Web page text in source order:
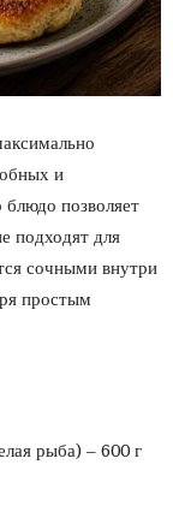
и
позволяет
подходят для
сочными внутри
простым
рыба) – 600 г